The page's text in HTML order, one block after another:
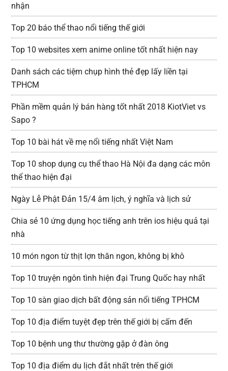
nhận
Top 20 báo thể thao nổi tiếng thế giới
Top 10 websites xem anime online tốt nhất hiện nay
Danh sách các tiệm chụp hình thẻ đẹp lấy liền tại
TPHCM
Phần mềm quản lý bán hàng tốt nhất 2018 KiotViet vs
Sapo ?
Top 10 bài hát về mẹ nổi tiếng nhất Việt Nam
Top 10 shop dụng cụ thể thao Hà Nội đa dạng các môn
thể thao hiện đại
Ngày Lễ Phật Đản 15/4 âm lịch, ý nghĩa và lịch sử
Chia sẻ 10 ứng dụng học tiếng anh trên ios hiệu quả tại
nhà
10 món ngon từ thịt lợn thăn ngon, không bị khô
Top 10 truyện ngôn tình hiện đại Trung Quốc hay nhất
Top 10 sàn giao dịch bất động sản nổi tiếng TPHCM
Top 10 địa điểm tuyệt đẹp trên thế giới bị cấm đến
Top 10 bệnh ung thư thường gặp ở đàn ông
Top 10 địa điểm du lịch đắt nhất trên thế giới